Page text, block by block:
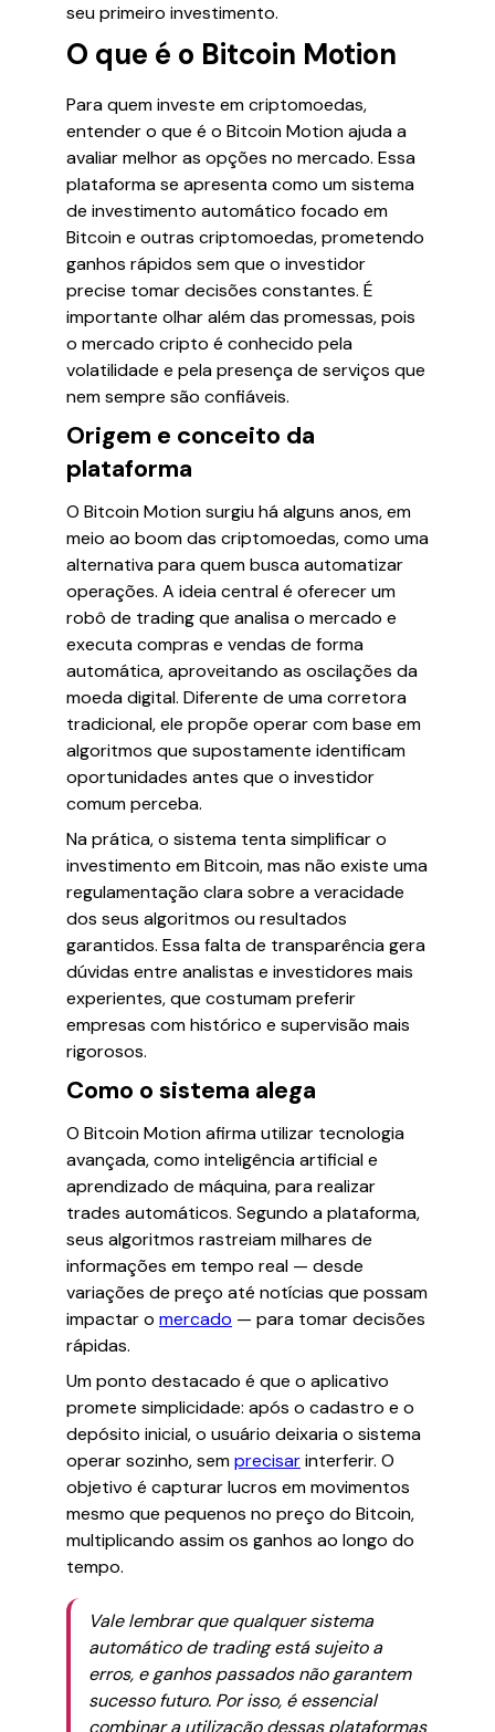
seu primeiro investimento.
O que é o Bitcoin Motion
Para quem investe em criptomoedas,
entender o que é o Bitcoin Motion ajuda a
avaliar melhor as opções no mercado. Essa
plataforma se apresenta como um sistema
de investimento automático focado em
Bitcoin e outras criptomoedas, prometendo
ganhos rápidos sem que o investidor
precise tomar decisões constantes. É
importante olhar além das promessas, pois
o mercado cripto é conhecido pela
volatilidade e pela presença de serviços que
nem sempre são confiáveis.
Origem e conceito da
plataforma
O Bitcoin Motion surgiu há alguns anos, em
meio ao boom das criptomoedas, como uma
alternativa para quem busca automatizar
operações. A ideia central é oferecer um
robô de trading que analisa o mercado e
executa compras e vendas de forma
automática, aproveitando as oscilações da
moeda digital. Diferente de uma corretora
tradicional, ele propõe operar com base em
algoritmos que supostamente identificam
oportunidades antes que o investidor
comum perceba.
Na prática, o sistema tenta simplificar o
investimento em Bitcoin, mas não existe uma
regulamentação clara sobre a veracidade
dos seus algoritmos ou resultados
garantidos. Essa falta de transparência gera
dúvidas entre analistas e investidores mais
experientes, que costumam preferir
empresas com histórico e supervisão mais
rigorosos.
Como o sistema alega
O Bitcoin Motion afirma utilizar tecnologia
avançada, como inteligência artificial e
aprendizado de máquina, para realizar
trades automáticos. Segundo a plataforma,
seus algoritmos rastreiam milhares de
informações em tempo real — desde
variações de preço até notícias que possam
impactar o mercado — para tomar decisões
rápidas.
Um ponto destacado é que o aplicativo
promete simplicidade: após o cadastro e o
depósito inicial, o usuário deixaria o sistema
operar sozinho, semprecisarinterferir. O
objetivo é capturar lucros em movimentos
mesmo que pequenos no preço do Bitcoin,
multiplicando assim os ganhos ao longo do
tempo.
Vale lembrar que qualquer sistema
automático de trading está sujeito a
erros, e ganhos passados não garantem
sucesso futuro. Por isso, é essencial
combinar a utilização dessas plataformas